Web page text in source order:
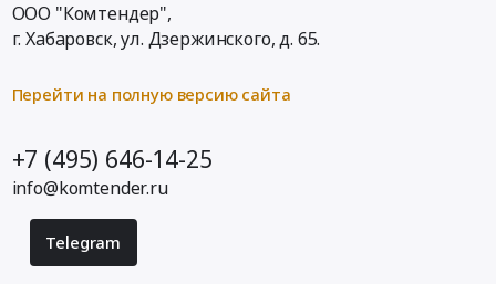
ООО "Комтендер",
г. Хабаровск,ул. Дзержинского, д. 65.
Перейти на полную версию сайта
+7 (495) 646-14-25
info@komtender.ru
Telegram